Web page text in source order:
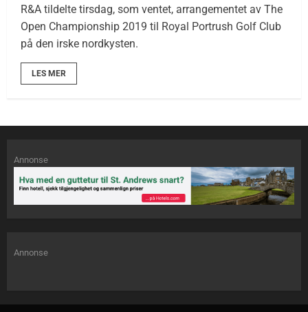
R&A tildelte tirsdag, som ventet, arrangementet av The
Open Championship 2019 til Royal Portrush Golf Club
på den irske nordkysten.
LES MER
Annonse
Annonse